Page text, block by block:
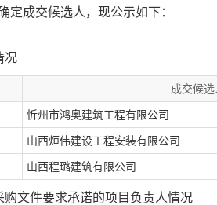
定成交候选人，现公示如下：
况
成交候选
忻州市鸿奥建筑工程有限公司
山西烜伟建设工程安装有限公司
山西程璐建筑有限公司
购文件要求承诺的项目负责人情况